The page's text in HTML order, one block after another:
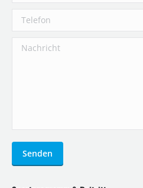
Telefon
Nachricht
Senden